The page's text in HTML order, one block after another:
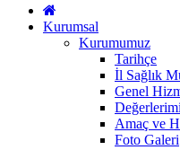
Kurumsal
Kurumumuz
Tarihçe
İl Sağlık
Genel
Amaç ve
Foto Galeri